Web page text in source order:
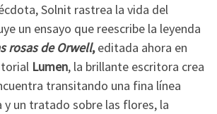
Solnit rastrea la vida del
un ensayo que reescribe la leyenda
rosas de Orwell,editada ahora en
Lumen, la brillante escritora crea
transitando una fina línea
un tratado sobre las flores, la